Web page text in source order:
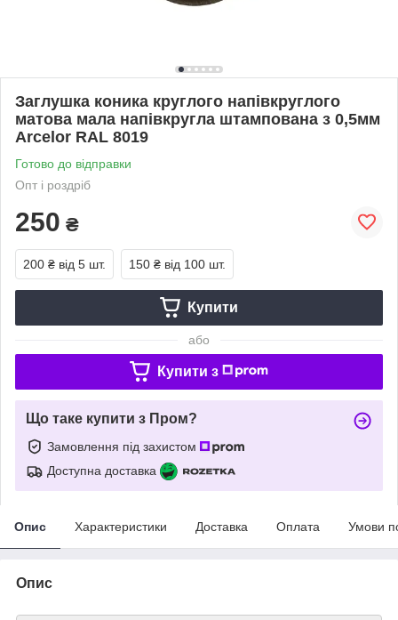
Заглушка коника круглого напівкруглого
матова мала напівкругла штампована з 0,5мм
Arcelor RAL 8019
Готово до відправки
Опт і роздріб
250 ₴
200 ₴ від 5 шт. 150 ₴ від 100 шт.
Купити
або
Купити з
Що таке купити з Пром?
Замовлення під захистом
Доступна доставка
Опис Характеристики Доставка Оплата Умови
Опис